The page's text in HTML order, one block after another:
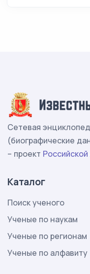
Сетевая
(биографические
– проект
Каталог
Поиск ученого
Ученые по наукам
Ученые по регионам
Ученые по алфавиту